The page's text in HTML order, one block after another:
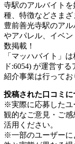
寺駅のアルバイト
種、特徴などさまざ
豊前善光寺駅のア
やアパレル、イベ
数掲載！
「マッハバイト」
ド:6054) が運営す
紹介事業は行ってお
投稿された口コミに
※実際に応募したユ
観的なご意見・ご
活用ください。
※一部のユーザーに